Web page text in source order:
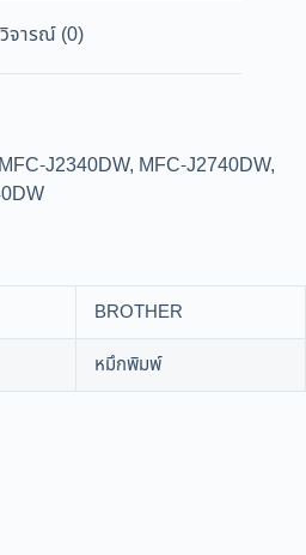
จารณ์ (0)
J2340DW, MFC-J2740DW,
BROTHER
หมึกพิมพ์